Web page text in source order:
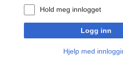
Hold meg innlogget
Logg inn
Hjelp med